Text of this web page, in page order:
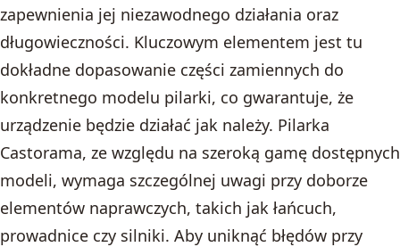
zapewnienia jej niezawodnego działania oraz
długowieczności. Kluczowym elementem jest tu
dokładne dopasowanie części zamiennych do
konkretnego modelu pilarki, co gwarantuje, że
urządzenie będzie działać jak należy. Pilarka
Castorama, ze względu na szeroką gamę dostępnych
modeli, wymaga szczególnej uwagi przy doborze
elementów naprawczych, takich jak łańcuch,
prowadnice czy silniki. Aby uniknąć błędów przy